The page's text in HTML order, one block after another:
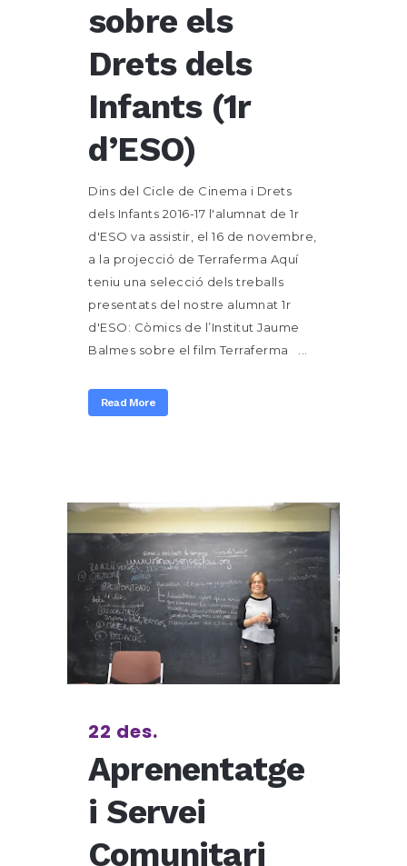
sobre els
Drets dels
Infants (1r
d’ESO)
Dins del Cicle de Cinema i Drets
dels Infants 2016-17 l'alumnat de 1r
d'ESO va assistir, el 16 de novembre,
a la projecció de Terraferma Aquí
teniu una selecció dels treballs
presentats del nostre alumnat 1r
d'ESO: Còmics de l’Institut Jaume
Balmes sobre el film Terraferma ...
Read More
22 des.
Aprenentatge
i Servei
Comunitari